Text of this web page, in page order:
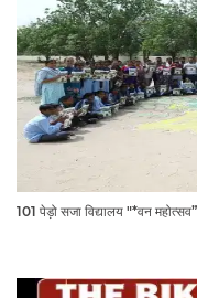
101 पेड़ो सजा विद्यालय "*वन